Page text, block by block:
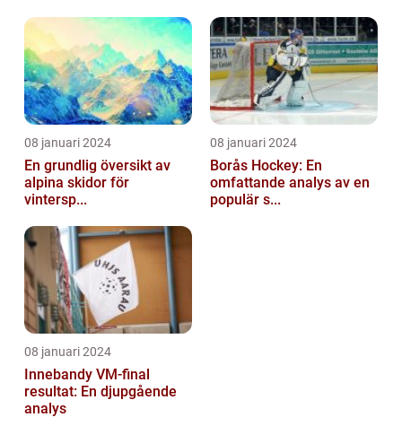
08 januari 2024
En grundlig översikt av
alpina skidor för
vintersp...
08 januari 2024
Borås Hockey: En
omfattande analys av en
populär s...
08 januari 2024
Innebandy VM-final
resultat: En djupgående
analys